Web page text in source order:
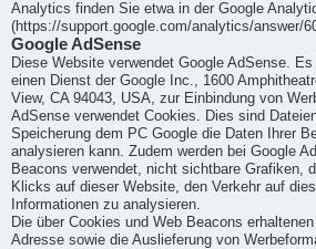
Analytics finden Sie etwa in der Google
(https://support.google.com/analytics/answer/
Google AdSense
Diese Website verwendet Google AdSense.
einen Dienst der Google Inc., 1600
View, CA 94043, USA, zur Einbindung von
AdSense verwendet Cookies. Dies sind
Speicherung dem PC Google die Daten Ihrer
analysieren kann. Zudem werden bei Google
Beacons verwendet, nicht sichtbare Grafiken,
Klicks auf dieser Website, den Verkehr auf
Informationen zu analysieren.
Die über Cookies und Web Beacons
Adresse sowie die Auslieferung von